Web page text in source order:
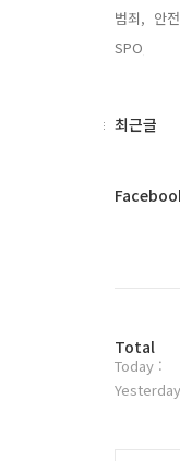
범죄, 안
SPO,
최
최근글
페
플
러
그
방
문
자
Total
Today :